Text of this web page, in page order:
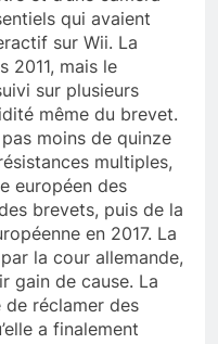
qui avaient
sur Wii. La
2011, mais le
sur plusieurs
même du brevet.
moins de quinze
multiples,
européen des
brevets, puis de la
en 2017. La
la cour allemande,
gain de cause. La
réclamer des
a finalement